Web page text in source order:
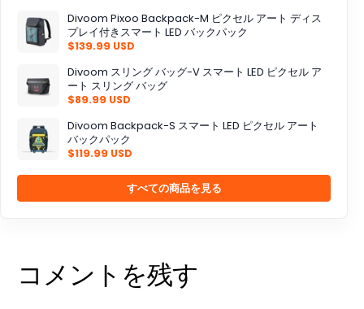
Divoom Pixoo Backpack-M ピクセル アート ディス
プレイ付きスマート LED バックパック
$139.99 USD
Divoom スリング バッグ-V スマート LED ピクセル ア
ート スリング バッグ
$89.99 USD
Divoom Backpack-S スマート LED ピクセル アート
バックパック
$119.99 USD
すべての商品を見る
コメントを残す